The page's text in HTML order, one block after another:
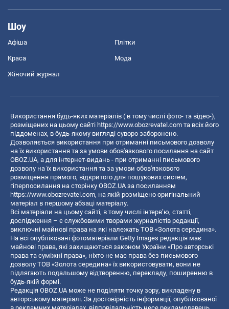
Шоу
Афіша Плітки
Краса Мода
Жіночий журнал
Використання будь-яких матеріалів ( в тому числі фото- та відео-),
розміщених на цьому сайті https://www.obozrevatel.com та всіх його
піддоменах, в будь-якому вигляді суворо заборонено.
Дозволяється використання при отриманні письмового дозволу
на їх використання та за умови обов'язкового посилання на сайт
OBOZ.UA, а для інтернет-видань - при отриманні письмового
дозволу на їх використання та за умови обов'язкового
розміщення прямого, відкритого для пошукових систем,
гіперпосилання на сторінку OBOZ.UA за посиланням
https://www.obozrevatel.com, на якій розміщено оригінальний
матеріал в першому абзаці матеріалу.
Всі матеріали на цьому сайті, в тому числі інтерв’ю, статті,
дослідження – є службовими творами журналістів редакції,
виключні майнові права на які належать ТОВ «Золота середина».
На всі опубліковані фотоматеріали Getty Images редакція має
майнові права, які захищаються законом України «Про авторські
права та суміжні права», ніхто не має права без письмового
дозволу ТОВ «Золота середина» їх використовувати, вони не
підлягають подальшому відтворенню, перекладу, поширенню в
будь-якій формі.
Редакція OBOZ.UA може не поділяти точку зору, викладену в
авторському матеріалі. За достовірність інформації, опублікованої